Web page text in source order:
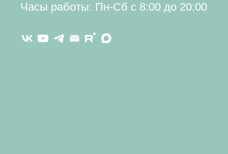
Часы работы: Пн-Сб с 8:00 до 20:00